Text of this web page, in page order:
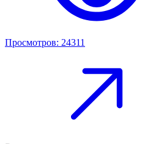
Просмотров: 24311